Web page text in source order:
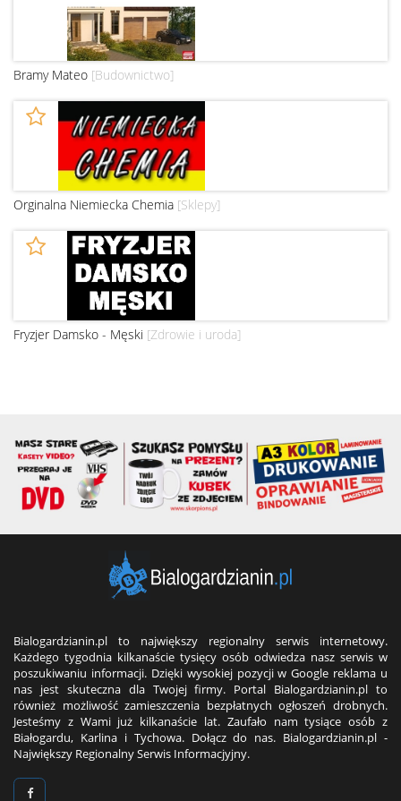
Bramy Mateo [Budownictwo]
Orginalna Niemiecka Chemia [Sklepy]
Fryzjer Damsko - Męski [Zdrowie i uroda]
Bialogardzianin.pl to największy regionalny serwis internetowy.
Każdego tygodnia kilkanaście tysięcy osób odwiedza nasz serwis w
poszukiwaniu informacji. Dzięki wysokiej pozycji w Google reklama u
nas jest skuteczna dla Twojej firmy. Portal Bialogardzianin.pl to
również możliwość zamieszczenia bezpłatnych ogłoszeń drobnych.
Jesteśmy z Wami już kilkanaście lat. Zaufało nam tysiące osób z
Białogardu, Karlina i Tychowa. Dołącz do nas. Bialogardzianin.pl -
Największy Regionalny Serwis Informacjyjny.